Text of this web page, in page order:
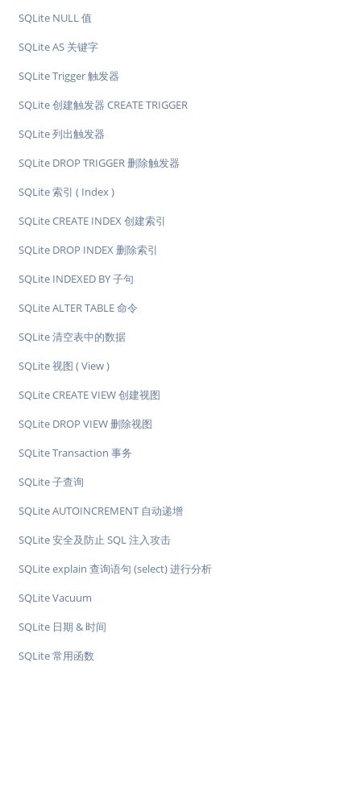
SQLite NULL 值
SQLite AS 关键字
SQLite Trigger 触发器
SQLite 创建触发器 CREATE TRIGGER
SQLite 列出触发器
SQLite DROP TRIGGER 删除触发器
SQLite 索引 ( Index )
SQLite CREATE INDEX 创建索引
SQLite DROP INDEX 删除索引
SQLite INDEXED BY 子句
SQLite ALTER TABLE 命令
SQLite 清空表中的数据
SQLite 视图 ( View )
SQLite CREATE VIEW 创建视图
SQLite DROP VIEW 删除视图
SQLite Transaction 事务
SQLite 子查询
SQLite AUTOINCREMENT 自动递增
SQLite 安全及防止 SQL 注入攻击
SQLite explain 查询语句 (select) 进行分析
SQLite Vacuum
SQLite 日期 & 时间
SQLite 常用函数